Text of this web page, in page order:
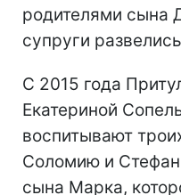
родителями сына
супруги
С 2015 года
Екатериной
воспитывают
Соломию и
сына Марка,